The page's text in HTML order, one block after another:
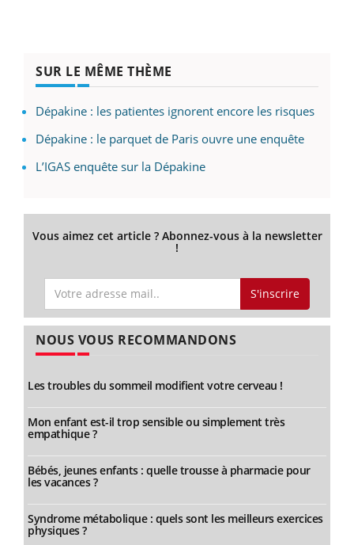
SUR LE MÊME THÈME
Dépakine : les patientes ignorent encore les risques
Dépakine : le parquet de Paris ouvre une enquête
L’IGAS enquête sur la Dépakine
Vous aimez cet article ? Abonnez-vous à la newsletter
!
S'inscrire
NOUS VOUS RECOMMANDONS
Les troubles du sommeil modifient votre cerveau !
Mon enfant est-il trop sensible ou simplement très
empathique ?
Bébés, jeunes enfants : quelle trousse à pharmacie pour
les vacances ?
Syndrome métabolique : quels sont les meilleurs exercices
physiques ?